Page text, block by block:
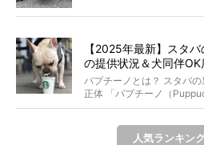
【2025年最新】スタ
の提供状況＆犬同伴OK
パプチーノとは？ スタバ
正体 「パプチーノ（
人気ランキン